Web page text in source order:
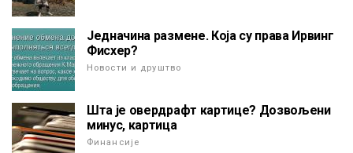
Једначина размене. Која су права Ирвинг
Фисхер?
Новости и друштво
Шта је овердрафт картице? Дозвољени
минус, картица
Финансије